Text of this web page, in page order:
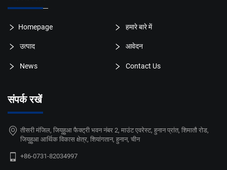
Homepage हमारे बारे में
उत्पाद आवेदन
News Contact Us
संपर्क रखें
तीसरी मंजिल, जियूहुआ फैक्ट्री भवन नंबर 2, माउंट एवरेस्ट, हुनान प्रांत, शिमातौ रोड,
जियूहुआ आर्थिक विकास क्षेत्र, शियांगतान, हुनान, चीन
+86-0731-82034997